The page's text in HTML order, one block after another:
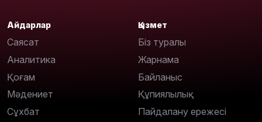
Айдарлар
Саясат
Аналитика
Қоғам
Мәдениет
Сұхбат
Қызмет
Біз туралы
Жарнама
Байланыс
Құпиялылық
Пайдалану ережесі